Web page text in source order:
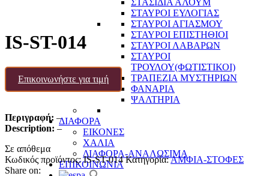
ΣΤΑΣΙΔΙΑ ΑΛΟΥΜ
ΣΤΑΥΡΟΙ ΕΥΛΟΓΙΑΣ
ΣΤΑΥΡΟΙ ΑΓΙΑΣΜΟΥ
ΣΤΑΥΡΟΙ ΕΠΙΣΤΗΘΙΟΙ
ΣΤΑΥΡΟΙ ΛΑΒΑΡΩΝ
ΣΤΑΥΡΟΙ
ΤΡΟΥΛΟΥ(ΦΩΤΙΣΤΙΚΟΙ)
ΤΡΑΠΕΖΙΑ ΜΥΣΤΗΡΙΩΝ
ΦΑΝΑΡΙΑ
ΨΑΛΤΗΡΙΑ
ΔΙΑΦΟΡΑ
ΕΙΚΟΝΕΣ
ΧΑΛΙΑ
ΔΙΑΦΟΡΑ-ΑΝΑΛΩΣΙΜΑ
ΕΠΙΚΟΙΝΩΝΙΑ
IS-ST-014
Επικοινωνήστε για τιμή
Περιγραφή: –
Description: –
Σε απόθεμα
Κωδικός προϊόντος:IS-ST-014 Κατηγορία:ΑΜΦΙΑ-ΣΤΟΦΕΣ
Share on: